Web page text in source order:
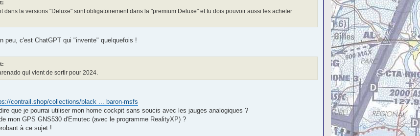
dans la versions "Deluxe" sont obligatoirement dans la "premium Deluxe" et tu dois pouvoir aussi les acheter
peu, c'est ChatGPT qui "invente" quelquefois !
qui vient de sortir pour 2024.
contrail.shop/collections/black ... baron-msfs
que je pourrai utiliser mon home cockpit sans soucis avec les jauges analogiques ?
mon GPS GNS530 d'Emutec (avec le programme RealityXP) ?
à ce sujet !